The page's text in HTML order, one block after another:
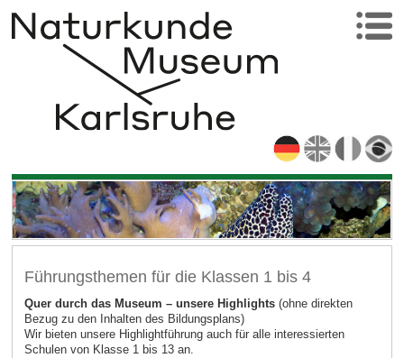
Führungsthemen für die Klassen 1 bis 4
Quer durch das Museum – unsere Highlights (ohne direkten
Bezug zu den Inhalten des Bildungsplans)
Wir bieten unsere Highlightführung auch für alle interessierten
Schulen von Klasse 1 bis 13 an.